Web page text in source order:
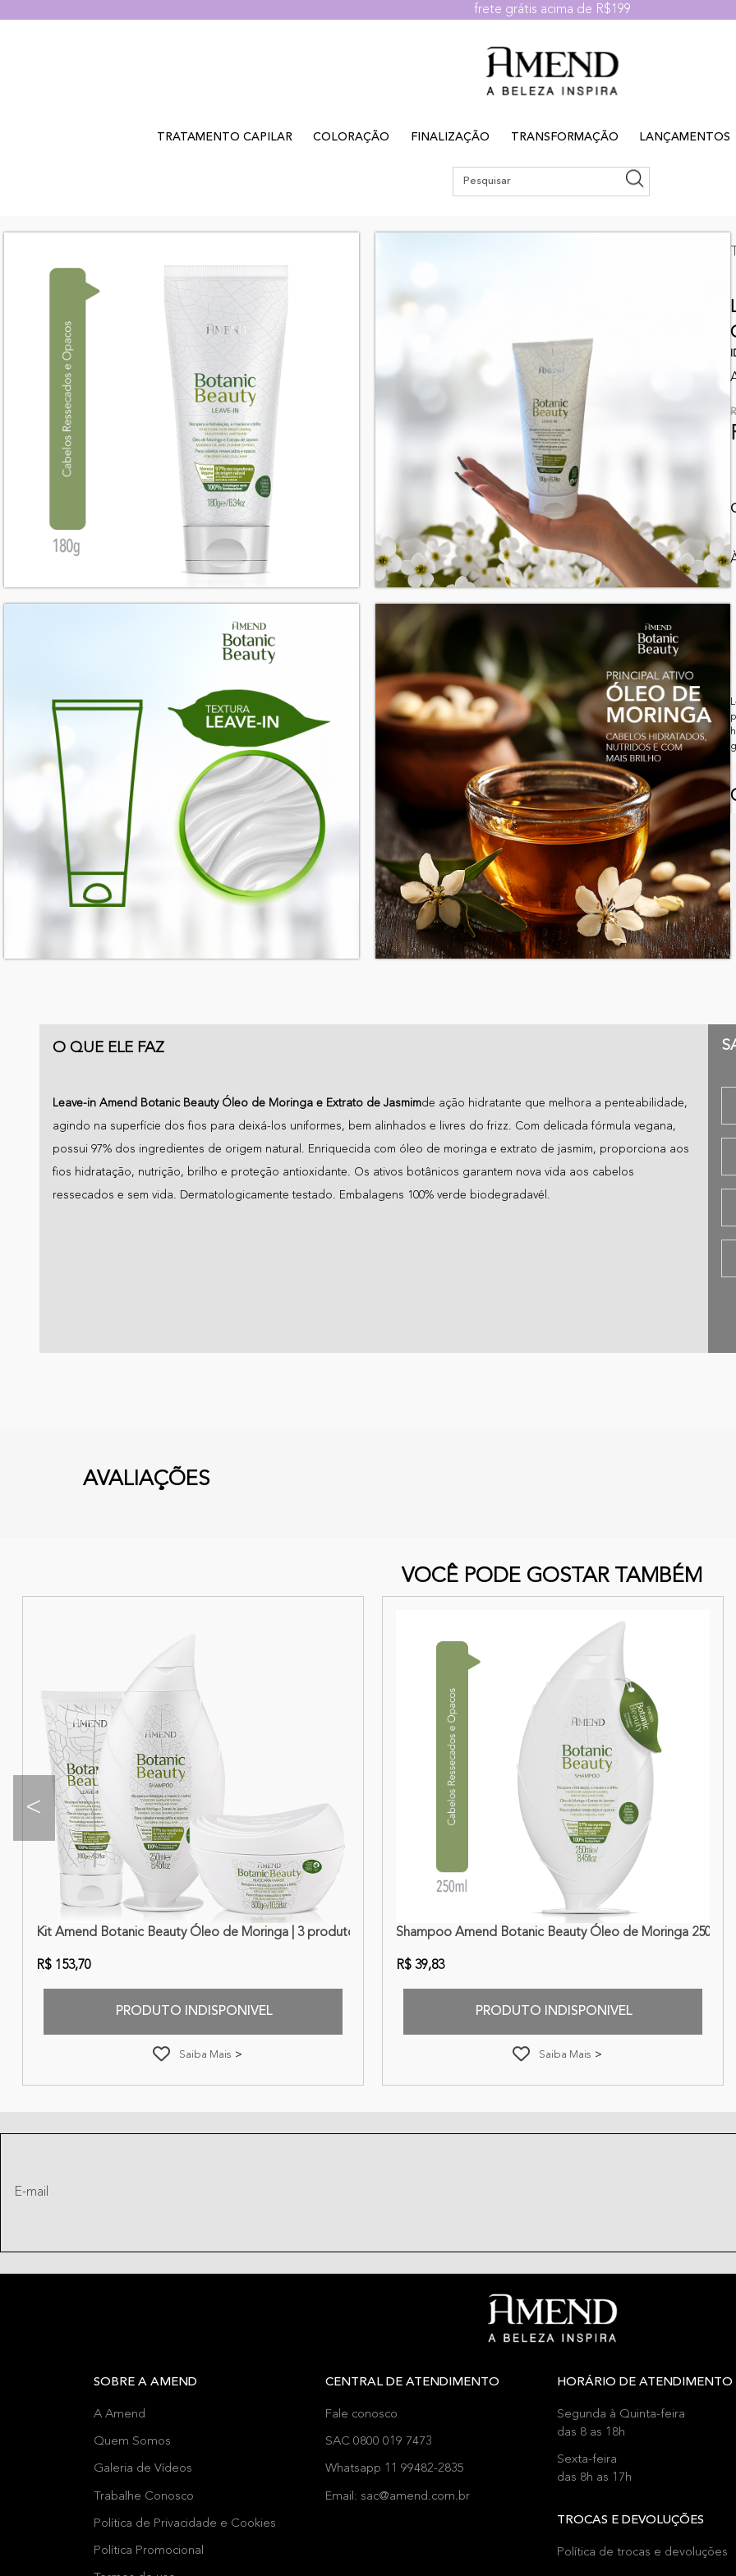
frete grátis acima de R$199
TRATAMENTO CAPILAR COLORAÇÃO FINALIZAÇÃO TRANSFORMAÇÃO LANÇAMENTOS
O QUE ELE FAZ
Leave-in Amend Botanic Beauty Óleo de Moringa e Extrato de Jasmimde ação hidratante que melhora a penteabilidade,
agindo na superfície dos fios para deixá-los uniformes, bem alinhados e livres do frizz. Com delicada fórmula vegana,
possui 97% dos ingredientes de origem natural. Enriquecida com óleo de moringa e extrato de jasmim, proporciona aos
fios hidratação, nutrição, brilho e proteção antioxidante. Os ativos botânicos garantem nova vida aos cabelos
ressecados e sem vida. Dermatologicamente testado. Embalagens 100% verde biodegradavél.
AVALIAÇÕES
VOCÊ PODE GOSTAR TAMBÉM
<
Kit Amend Botanic Beauty Óleo de Moringa | 3 produtos
R$ 153,70
PRODUTO INDISPONIVEL
Saiba Mais
Shampoo Amend Botanic Beauty Óleo de Moringa 250ml
R$ 39,83
PRODUTO INDISPONIVEL
Saiba Mais
SOBRE A AMEND
A Amend
Quem Somos
Galeria de Vídeos
Trabalhe Conosco
Política de Privacidade e Cookies
Política Promocional
CENTRAL DE ATENDIMENTO
Fale conosco
SAC 0800 019 7473
Whatsapp 11 99482-2835
Email: sac@amend.com.br
HORÁRIO DE ATENDIMENTO
Segunda à Quinta-feira
das 8 as 18h
Sexta-feira
das 8h as 17h
TROCAS E DEVOLUÇÕES
Política de trocas e devoluções